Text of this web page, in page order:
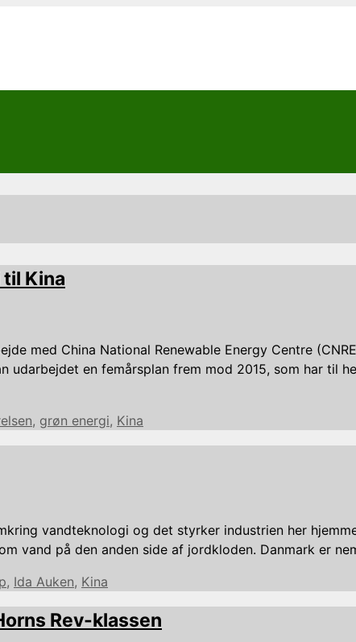
Kina
med China National Renewable Energy Centre
udarbejdet en femårsplan frem mod 2015, som har
, grøn energi, Kina
vandteknologi og det styrker industrien her
vand på den anden side af jordkloden. Danmark er
, Ida Auken, Kina
Rev-klassen